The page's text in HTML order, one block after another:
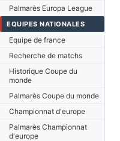
Palmarès Europa League
EQUIPES NATIONALES
Equipe de france
Recherche de matchs
Historique Coupe du
monde
Palmarès Coupe du monde
Championnat d'europe
Palmarès Championnat
d'europe